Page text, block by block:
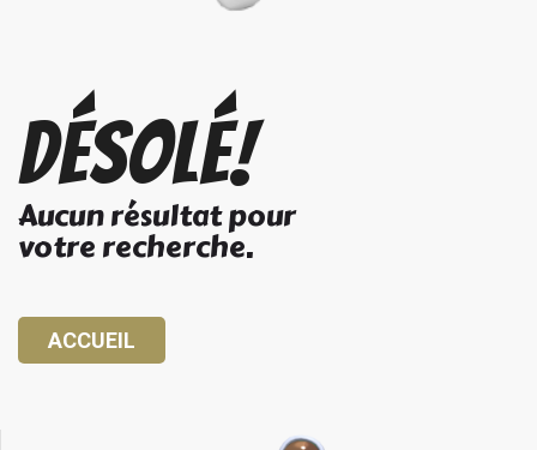
Désolé!
Aucun résultat pour
votre recherche.
ACCUEIL